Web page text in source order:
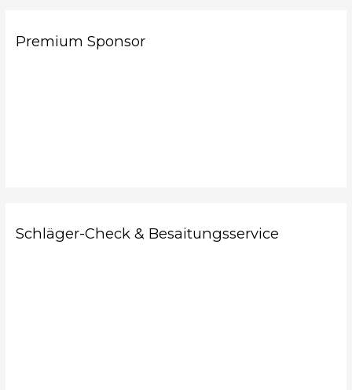
Premium Sponsor
Schläger-Check & Besaitungsservice